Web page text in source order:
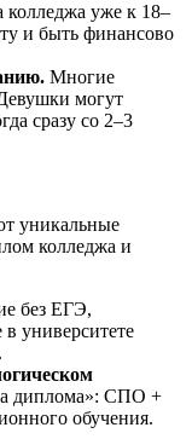
уже к 18–
и быть финансово
Многие
могут
сразу со 2–3
уникальные
колледжа и
без ЕГЭ,
университете
диплома»: СПО +
обучения.